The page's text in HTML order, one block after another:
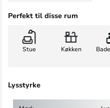
Perfekt til disse rum
Stue Køkken
Lysstyrke